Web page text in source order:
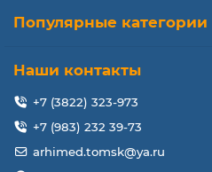
Популярные категории
Наши контакты
+7 (3822) 323-973
+7 (983) 232 39-73
arhimed.tomsk@ya.ru